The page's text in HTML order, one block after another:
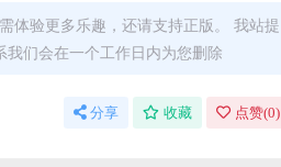
体验更多乐趣，还请支持正版。 我站提
们会在一个工作日内为您删除
分享 收藏 点赞(0)